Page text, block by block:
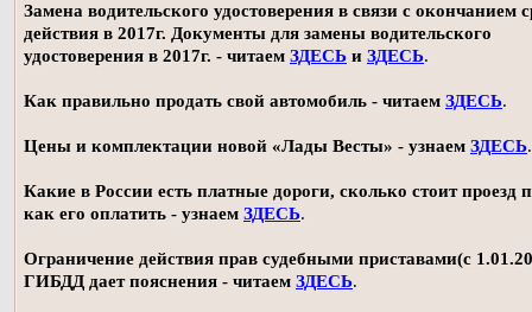
Замена водительского удостоверения в связи с окончанием
действия в 2017г. Документы для замены водительского
удостоверения в 2017г. - читаем ЗДЕСЬ и ЗДЕСЬ.
Как правильно продать свой автомобиль - читаем ЗДЕСЬ.
Цены и комплектации новой «Лады Весты» - узнаем ЗДЕСЬ.
Какие в России есть платные дороги, сколько стоит проезд
как его оплатить - узнаем ЗДЕСЬ.
Ограничение действия прав судебными приставами(с
ГИБДД дает пояснения - читаем ЗДЕСЬ.